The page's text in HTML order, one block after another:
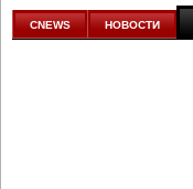
аналитике
CNEWS НОВОСТИ